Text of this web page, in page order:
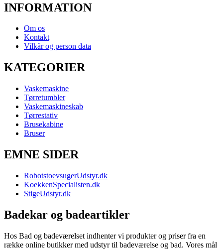
INFORMATION
Om os
Kontakt
Vilkår og person data
KATEGORIER
Vaskemaskine
Tørretumbler
Vaskemaskineskab
Tørrestativ
Brusekabine
Bruser
EMNE SIDER
RobotstoevsugerUdstyr.dk
KoekkenSpecialisten.dk
StigeUdstyr.dk
Badekar og badeartikler
Hos Bad og badeværelset indhenter vi produkter og priser fra en
række online butikker med udstyr til badeværelse og bad. Vores mål